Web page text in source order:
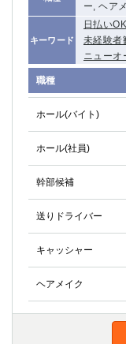
ー, ヘア
キーワード
日払いOK
未経験者
ニューオ
職種
ホール(バイト)
ホール(社員)
幹部候補
送りドライバー
キャッシャー
ヘアメイク